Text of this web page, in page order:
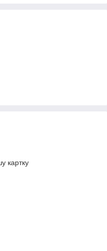
картку